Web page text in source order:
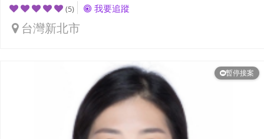
(5) 我要追蹤
台灣新北市
暫停接案